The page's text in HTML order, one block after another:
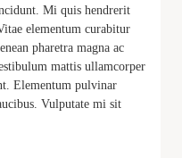
Mi quis hendrerit
elementum curabitur
pharetra magna ac
mattis ullamcorper
Elementum pulvinar
Vulputate mi sit